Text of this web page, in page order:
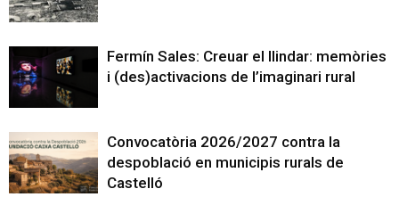
Fermín Sales: Creuar el llindar: memòries
i (des)activacions de l’imaginari rural
Convocatòria 2026/2027 contra la
despoblació en municipis rurals de
Castelló